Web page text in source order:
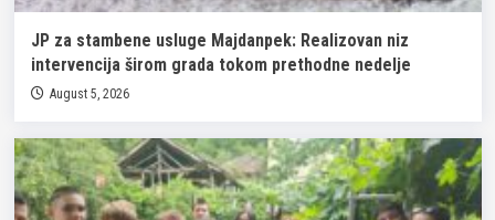
JP za stambene usluge Majdanpek: Realizovan niz
intervencija širom grada tokom prethodne nedelje
August 5, 2026